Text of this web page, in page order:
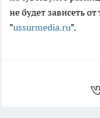
не будет зависеть
"ussurmedia.ru".